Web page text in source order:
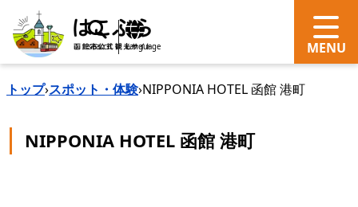
search Language
トップ›スポット・体験›NIPPONIA HOTEL 函館 港町
NIPPONIA HOTEL 函館 港町